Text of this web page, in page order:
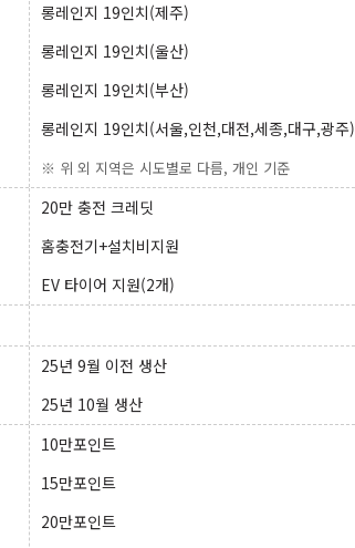
롱레인지 19인치(제주)
롱레인지 19인치(울산)
롱레인지 19인치(부산)
롱레인지 19인치(서울,인천,대전,세종,대구,광주)
※ 위 외 지역은 시도별로 다름, 개인 기준
20만 충전 크레딧
홈충전기+설치비지원
EV 타이어 지원(2개)
25년 9월 이전 생산
25년 10월 생산
10만포인트
15만포인트
20만포인트